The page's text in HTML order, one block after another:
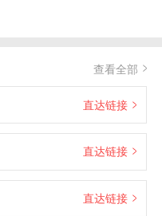
查看全部
直达链接
直达链接
直达链接